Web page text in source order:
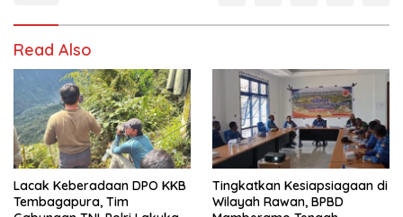
Read Also
Lacak Keberadaan DPO KKB
Tembagapura, Tim
Tingkatkan Kesiapsiagaan di
Wilayah Rawan, BPBD